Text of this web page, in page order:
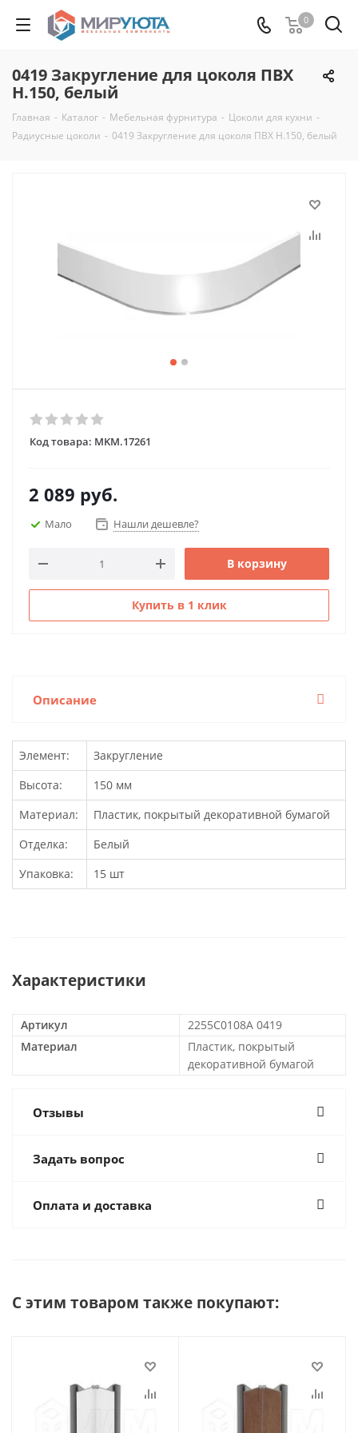
0
0419 Закругление для цоколя ПВХ
Н.150, белый
Главная - Каталог - Мебельная фурнитура - Цоколи для кухни -
Радиусные цоколи - 0419 Закругление для цоколя ПВХ Н.150, белый
Код товара: MKM.17261
2 089 руб.
Мало Нашли дешевле?
В корзину
Купить в 1 клик
Описание
Элемент:
Закругление
Высота:
150 мм
Материал:
Пластик, покрытый декоративной бумагой
Отделка:
Белый
Упаковка:
15 шт
Характеристики
Артикул
2255C0108A 0419
Материал
Пластик, покрытый
декоративной бумагой
Отзывы
Задать вопрос
Оплата и доставка
С этим товаром также покупают: